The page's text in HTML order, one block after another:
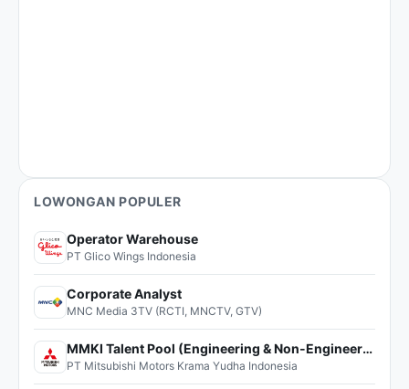
LOWONGAN POPULER
Operator Warehouse
PT Glico Wings Indonesia
Corporate Analyst
MNC Media 3TV (RCTI, MNCTV, GTV)
MMKI Talent Pool (Engineering & Non-Engineering)
PT Mitsubishi Motors Krama Yudha Indonesia